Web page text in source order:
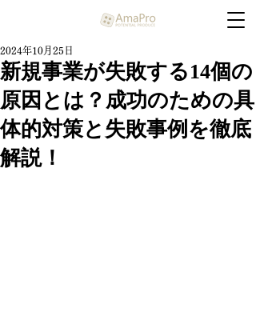
新規事業が失敗する14個の
原因とは？成功のための具
体的対策と失敗事例を徹底
解説！
2024年10月25日